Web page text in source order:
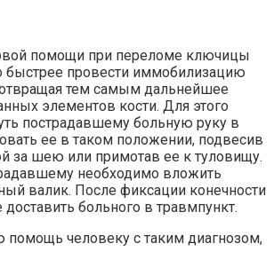
помощи при переломе ключицы
провести иммобилизацию
тем самым дальнейшее
элементов кости. Для этого
пострадавшему больную руку в
ее в таком положении, подвесив
за шею или примотав ее к туловищу.
необходимо вложить
валик. После фиксации конечности
доставить больного в травмпункт.
человеку с таким диагнозом,